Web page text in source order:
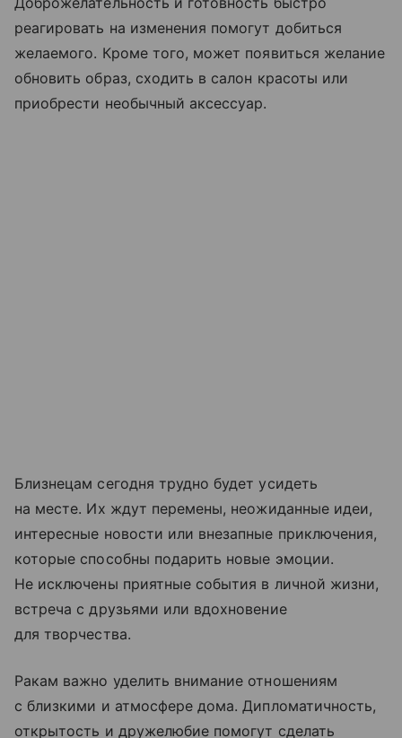
реагировать на изменения помогут добиться
желаемого. Кроме того, может появиться желание
обновить образ, сходить в салон красоты или
приобрести необычный аксессуар.
Близнецам сегодня трудно будет усидеть
на месте. Их ждут перемены, неожиданные идеи,
интересные новости или внезапные приключения,
которые способны подарить новые эмоции.
Не исключены приятные события в личной жизни,
встреча с друзьями или вдохновение
для творчества.
Ракам важно уделить внимание отношениям
с близкими и атмосфере дома. Дипломатичность,
открытость и дружелюбие помогут сделать